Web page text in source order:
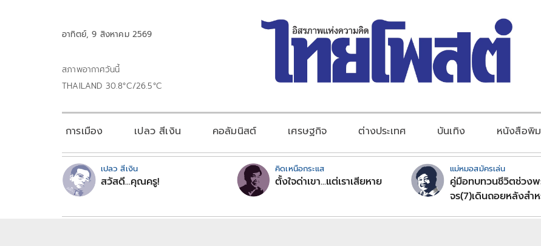
อาทิตย์, 9 สิงหาคม 2569
สภาพอากาศวันนี้
THAILAND 30.8°C/26.5°C
การเมือง เปลว สีเงิน คอลัมนิสต์ เศรษฐกิจ ต่างประเทศ บันเทิง หนังสือพิ
เปลว สีเงิน
สวัสดี...คุณครู!
คิดเหนือกระแส
ตั้งใจด่าเขา...แต่เราเสียหาย
แม่หมอสมัครเล่น
คู่มือทบทวนชีวิตช่วงพ
จร(7)เดินถอยหลังสำ